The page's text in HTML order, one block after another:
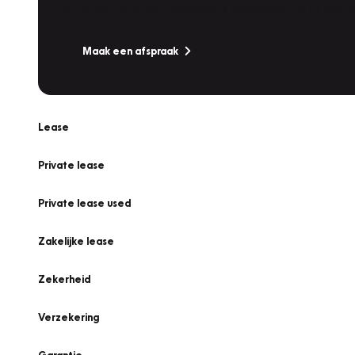
Maak een afspraak
Lease
Private lease
Private lease used
Zakelijke lease
Zekerheid
Verzekering